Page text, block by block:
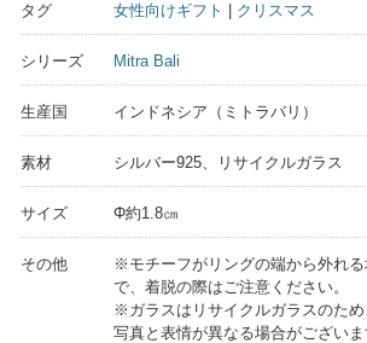
タグ 女性向けギフト クリスマス
シリーズ Mitra Bali
生産国 インドネシア（ミトラバリ）
素材 シルバー925、リサイクルガラス
サイズ Φ約1.8㎝
その他
※モチーフがリングの端から外れ
で、着脱の際はご注意ください。
※ガラスはリサイクルガラスのた
写真と表情が異なる場合がございま